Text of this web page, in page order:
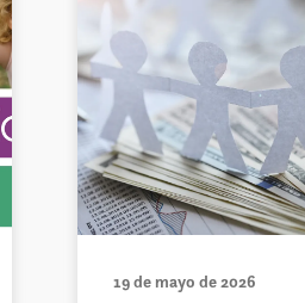
19 de mayo de 2026